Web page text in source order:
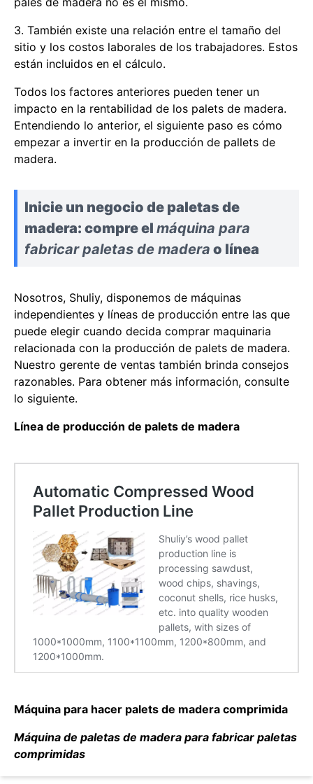
3. También existe una relación entre el tamaño del
sitio y los costos laborales de los trabajadores. Estos
están incluidos en el cálculo.
Todos los factores anteriores pueden tener un
impacto en la rentabilidad de los palets de madera.
Entendiendo lo anterior, el siguiente paso es cómo
empezar a invertir en la producción de pallets de
madera.
Inicie un negocio de paletas de
madera: compre el máquina para
fabricar paletas de madera o línea
Nosotros, Shuliy, disponemos de máquinas
independientes y líneas de producción entre las que
puede elegir cuando decida comprar maquinaria
relacionada con la producción de palets de madera.
Nuestro gerente de ventas también brinda consejos
razonables. Para obtener más información, consulte
lo siguiente.
Línea de producción de palets de madera
Máquina para hacer palets de madera comprimida
Máquina de paletas de madera para fabricar paletas
comprimidas